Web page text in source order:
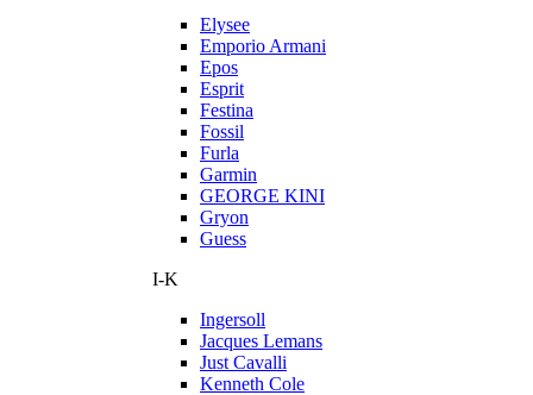
Elysee
Emporio Armani
Epos
Esprit
Festina
Fossil
Furla
Garmin
GEORGE KINI
Gryon
Guess
I-K
Ingersoll
Jacques Lemans
Just Cavalli
Kenneth Cole